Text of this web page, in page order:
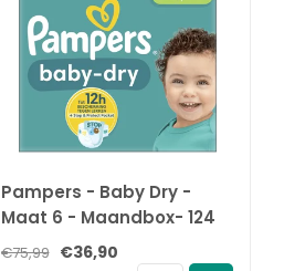
Pampers - Baby Dry -
Maat 6 - Maandbox- 124
luiers - 13/18 KG
€75,99 €36,90